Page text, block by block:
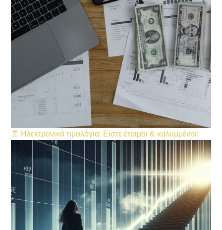
🧾 Ηλεκτρονικά τιμολόγια: Είστε έτοιμοι & καλυμμένοι;